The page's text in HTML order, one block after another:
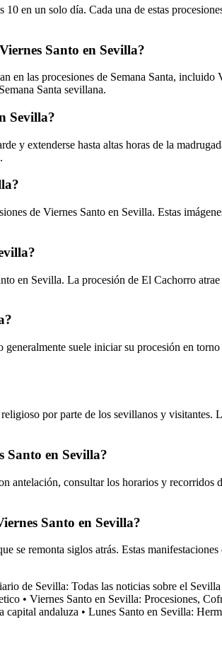
en un solo día. Cada una de estas
Santo en Sevilla?
en las procesiones de Semana Santa,
Santa sevillana.
Sevilla?
y extenderse hasta altas horas de la
de Viernes Santo en Sevilla. Estas
en Sevilla. La procesión de El Cachorro
suele iniciar su procesión en
por parte de los sevillanos y visitantes.
Santo en Sevilla?
antelación, consultar los horarios y recorridos
Santo en Sevilla?
se remonta siglos atrás. Estas
de Sevilla: Todas las noticias sobre el
• Viernes Santo en Sevilla: Procesiones,
capital andaluza • Lunes Santo en Sevilla: